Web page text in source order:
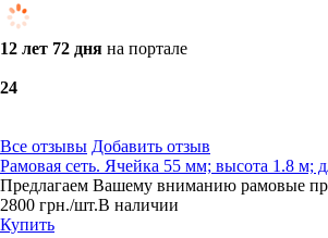
12 лет 72 дня на портале
24
Все отзывы Добавить отзыв
Рамовая сеть. Ячейка 55 мм; высота 1.8
Предлагаем Вашему вниманию рамовые
2800 грн./шт.В наличии
Купить